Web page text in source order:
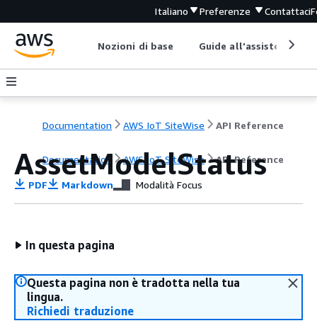
Italiano Preferenze Contattaci
Nozioni di base Guide all'assistenza
Documentation AWS IoT SiteWise API Reference
Documentation AWS IoT SiteWise API Reference
AssetModelStatus
PDF Markdown Modalità Focus
In questa pagina
Questa pagina non è tradotta nella tua
lingua.
Richiedi traduzione